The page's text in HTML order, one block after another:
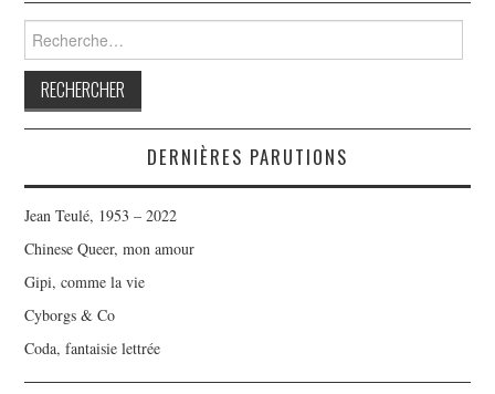
DERNIÈRES PARUTIONS
Jean Teulé, 1953 – 2022
Chinese Queer, mon amour
Gipi, comme la vie
Cyborgs & Co
Coda, fantaisie lettrée